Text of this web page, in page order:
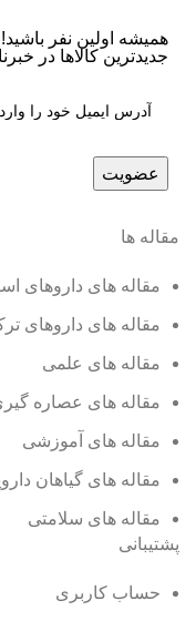
همیشه اولین نفر
جدیدترین کالاها در
مقاله ها
مقاله های داروهای
مقاله های داروهای
مقاله های علمی
مقاله های عصاره
مقاله های آموزشی
مقاله های گیاهان
مقاله های سلامتی
پشتیبانی
حساب کاربری